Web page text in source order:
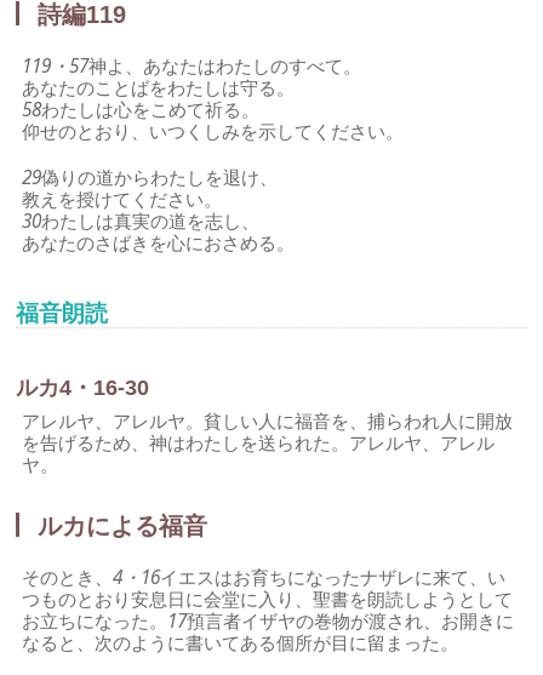
詩編119
119・57神よ、あなたはわたしのすべて。
あなたのことばをわたしは守る。
58わたしは心をこめて祈る。
仰せのとおり、いつくしみを示してください。
29偽りの道からわたしを退け、
教えを授けてください。
30わたしは真実の道を志し、
あなたのさばきを心におさめる。
福音朗読
ルカ4・16-30
アレルヤ、アレルヤ。貧しい人に福音を、捕らわれ人に開放
を告げるため、神はわたしを送られた。アレルヤ、アレル
ヤ。
ルカによる福音
そのとき、4・16イエスはお育ちになったナザレに来て、い
つものとおり安息日に会堂に入り、聖書を朗読しようとして
お立ちになった。 17預言者イザヤの巻物が渡され、お開きに
なると、次のように書いてある個所が目に留まった。